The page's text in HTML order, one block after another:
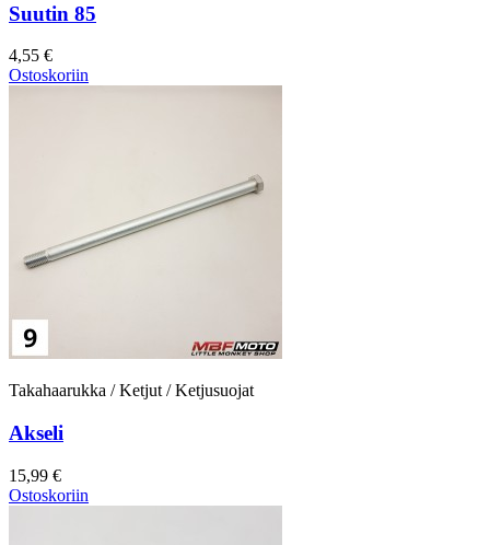
Suutin 85
4,55 €
Ostoskoriin
Takahaarukka / Ketjut / Ketjusuojat
Akseli
15,99 €
Ostoskoriin